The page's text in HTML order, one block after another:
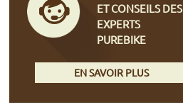
ET CONSEILS DES
EXPERTS
PUREBIKE
EN SAVOIR PLUS